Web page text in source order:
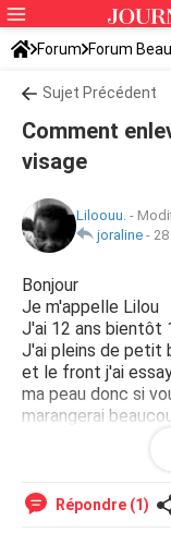
Forum Forum
Sujet Précédent
Comment
visage
Liloouu. -
joraline -
Bonjour
Je m'appelle Lilou
J'ai 12 ans bientôt
J'ai pleins de petit
et le front j'ai
ma peau donc si
marangerai
Répondre (1)